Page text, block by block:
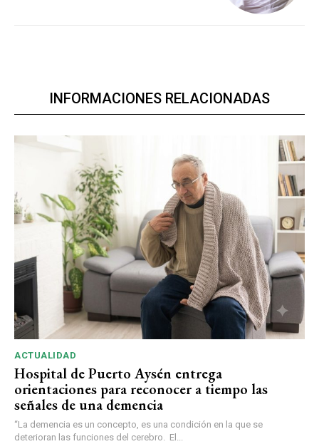
INFORMACIONES RELACIONADAS
ACTUALIDAD
Hospital de Puerto Aysén entrega
orientaciones para reconocer a tiempo las
señales de una demencia
“La demencia es un concepto, es una condición en la que se
deterioran las funciones del cerebro. El...